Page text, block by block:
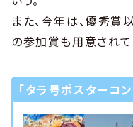
また、今年は、優秀
の参加賞も用意されて
「タラ号ポスターコ